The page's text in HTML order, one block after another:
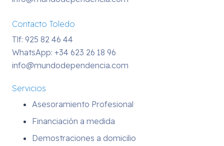
Contacto Toledo
Tlf: 925 82 46 44
WhatsApp: +34 623 26 18 96
info@mundodependencia.com
Servicios
Asesoramiento Profesional
Financiación a medida
Demostraciones a domicilio